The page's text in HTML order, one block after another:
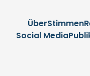
ÜberStimmen
Social Media